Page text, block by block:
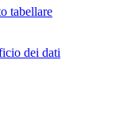
tabellare
dei dati